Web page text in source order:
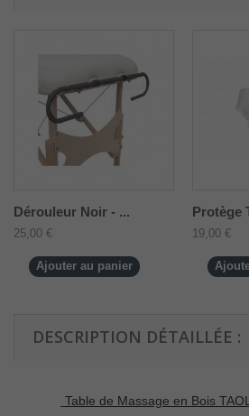
Dérouleur Noir - ...
25,00 €
Ajouter au panier
Protège
19,00 €
DESCRIPTION DÉTAILLÉE :
Table de Massage en Bois